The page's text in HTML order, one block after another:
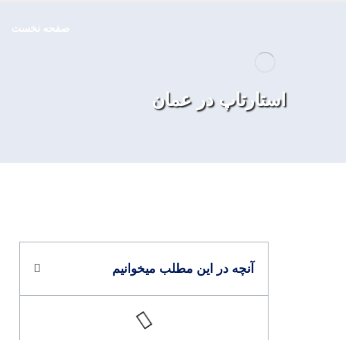
صفحه نخست
استارتاپ در عمان
آنچه در این مطلب میخوانیم